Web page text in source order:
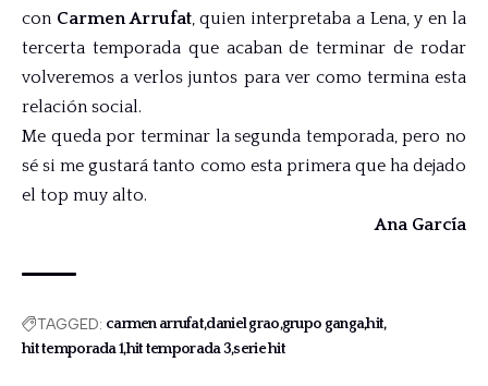
con Carmen Arrufat, quien interpretaba a Lena, y en la
tercerta temporada que acaban de terminar de rodar
volveremos a verlos juntos para ver como termina esta
relación social.
Me queda por terminar la segunda temporada, pero no
sé si me gustará tanto como esta primera que ha dejado
el top muy alto.
Ana García
TAGGED: carmen arrufatdaniel graogrupo gangahit
hit temporada 1hit temporada 3serie hit